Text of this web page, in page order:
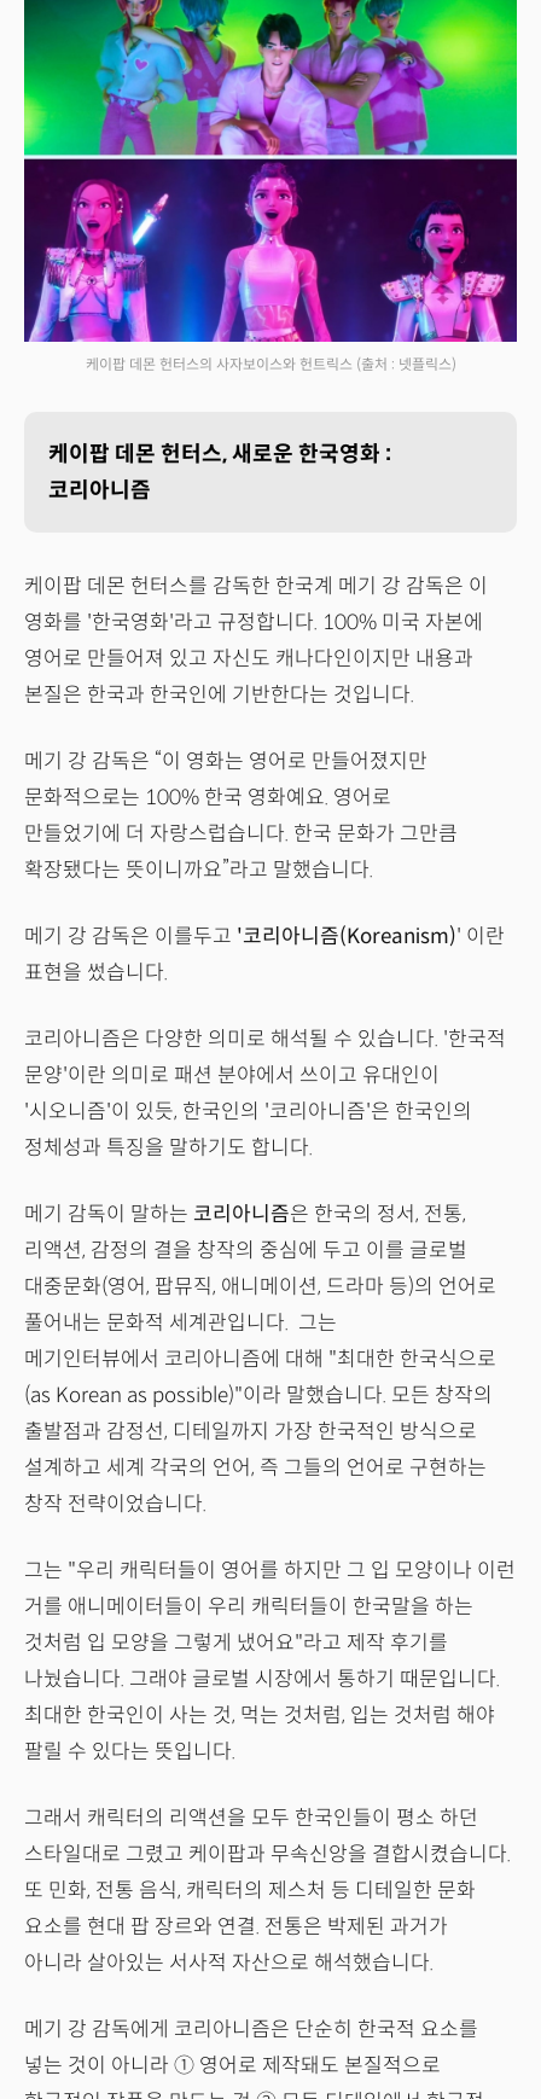
케이팝 데몬 헌터스의 사자보이스와 헌트릭스 (출처 : 넷플릭스)
케이팝 데몬 헌터스, 새로운 한국영화 :
코리아니즘
케이팝 데몬 헌터스를 감독한 한국계 메기 강 감독은 이
영화를 '한국영화'라고 규정합니다. 100% 미국 자본에
영어로 만들어져 있고 자신도 캐나다인이지만 내용과
본질은 한국과 한국인에 기반한다는 것입니다.
메기 강 감독은 “이 영화는 영어로 만들어졌지만
문화적으로는 100% 한국 영화예요. 영어로
만들었기에 더 자랑스럽습니다. 한국 문화가 그만큼
확장됐다는 뜻이니까요”라고 말했습니다.
메기 강 감독은 이를두고 '코리아니즘(Koreanism)' 이란
표현을 썼습니다.
코리아니즘은 다양한 의미로 해석될 수 있습니다. '한국적
문양'이란 의미로 패션 분야에서 쓰이고 유대인이
'시오니즘'이 있듯, 한국인의 '코리아니즘'은 한국인의
정체성과 특징을 말하기도 합니다.
메기 감독이 말하는 코리아니즘은 한국의 정서, 전통,
리액션, 감정의 결을 창작의 중심에 두고 이를 글로벌
대중문화(영어, 팝뮤직, 애니메이션, 드라마 등)의 언어로
풀어내는 문화적 세계관입니다. 그는
메기인터뷰에서 코리아니즘에 대해 "최대한 한국식으로
(as Korean as possible)"이라 말했습니다. 모든 창작의
출발점과 감정선, 디테일까지 가장 한국적인 방식으로
설계하고 세계 각국의 언어, 즉 그들의 언어로 구현하는
창작 전략이었습니다.
그는 "우리 캐릭터들이 영어를 하지만 그 입 모양이나 이런
거를 애니메이터들이 우리 캐릭터들이 한국말을 하는
것처럼 입 모양을 그렇게 냈어요"라고 제작 후기를
나눴습니다. 그래야 글로벌 시장에서 통하기 때문입니다.
최대한 한국인이 사는 것, 먹는 것처럼, 입는 것처럼 해야
팔릴 수 있다는 뜻입니다.
그래서 캐릭터의 리액션을 모두 한국인들이 평소 하던
스타일대로 그렸고 케이팝과 무속신앙을 결합시켰습니다.
또 민화, 전통 음식, 캐릭터의 제스처 등 디테일한 문화
요소를 현대 팝 장르와 연결. 전통은 박제된 과거가
아니라 살아있는 서사적 자산으로 해석했습니다.
메기 강 감독에게 코리아니즘은 단순히 한국적 요소를
넣는 것이 아니라 ① 영어로 제작돼도 본질적으로